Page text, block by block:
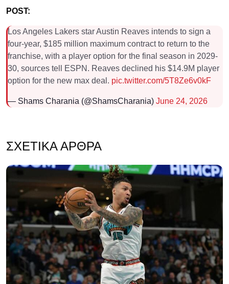
POST:
Los Angeles Lakers star Austin Reaves intends to sign a
four-year, $185 million maximum contract to return to the
franchise, with a player option for the final season in 2029-
30, sources tell ESPN. Reaves declined his $14.9M player
option for the new max deal. pic.twitter.com/5T8Ze6v0kF
— Shams Charania (@ShamsCharania) June 24, 2026
ΣΧΕΤΙΚΆ ΆΡΘΡΑ